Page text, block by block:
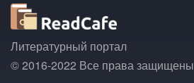
Литературный портал
© 2016-2022 Все права защищены